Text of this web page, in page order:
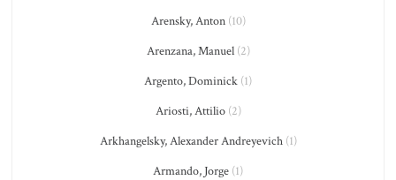
Arensky, Anton(10)
Arenzana, Manuel(2)
Argento, Dominick (1)
Ariosti, Attilio(2)
Arkhangelsky, Alexander Andreyevich(1)
Armando, Jorge (1)